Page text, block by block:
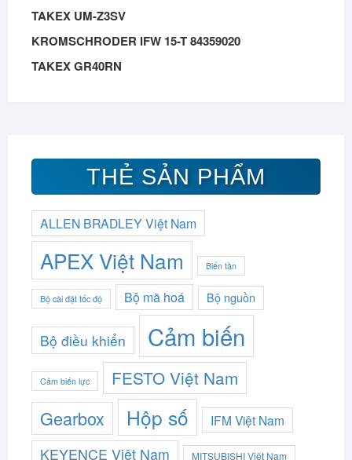
TAKEX UM-Z3SV
KROMSCHRODER IFW 15-T 84359020
TAKEX GR40RN
THẺ SẢN PHẨM
ALLEN BRADLEY Việt Nam
APEX Việt Nam Biến tần
Bộ cài đặt tốc độ Bộ mã hoá Bộ nguồn
Bộ điều khiển Cảm biến
Cảm biến lực FESTO Việt Nam
Gearbox Hộp số IFM Việt Nam
KEYENCE Việt Nam MITSUBISHI Việt Nam